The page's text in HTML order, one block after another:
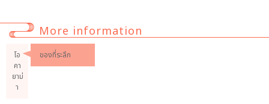
More information
โอ
คา
ยาม่
า
ของที่ระลึก